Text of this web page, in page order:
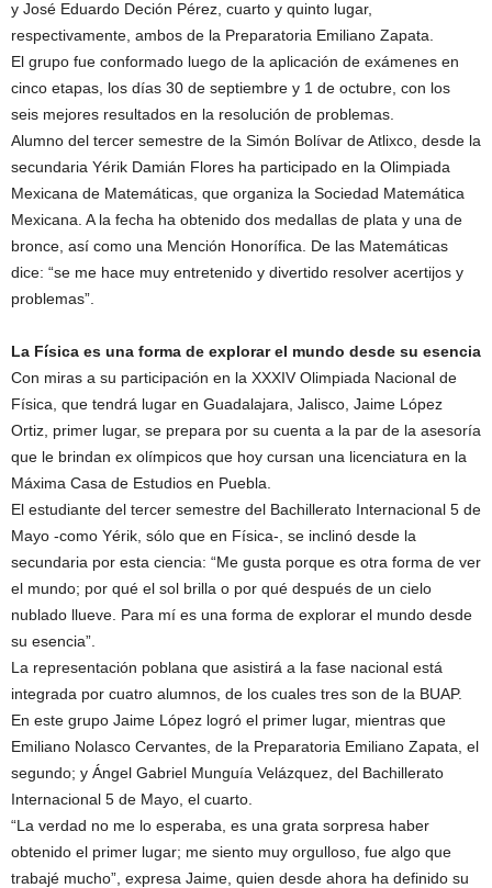
y José Eduardo Deción Pérez, cuarto y quinto lugar,
respectivamente, ambos de la Preparatoria Emiliano Zapata.
El grupo fue conformado luego de la aplicación de exámenes en
cinco etapas, los días 30 de septiembre y 1 de octubre, con los
seis mejores resultados en la resolución de problemas.
Alumno del tercer semestre de la Simón Bolívar de Atlixco, desde la
secundaria Yérik Damián Flores ha participado en la Olimpiada
Mexicana de Matemáticas, que organiza la Sociedad Matemática
Mexicana. A la fecha ha obtenido dos medallas de plata y una de
bronce, así como una Mención Honorífica. De las Matemáticas
dice: “se me hace muy entretenido y divertido resolver acertijos y
problemas”.
La Física es una forma de explorar el mundo desde su esencia
Con miras a su participación en la XXXIV Olimpiada Nacional de
Física, que tendrá lugar en Guadalajara, Jalisco, Jaime López
Ortiz, primer lugar, se prepara por su cuenta a la par de la asesoría
que le brindan ex olímpicos que hoy cursan una licenciatura en la
Máxima Casa de Estudios en Puebla.
El estudiante del tercer semestre del Bachillerato Internacional 5 de
Mayo -como Yérik, sólo que en Física-, se inclinó desde la
secundaria por esta ciencia: “Me gusta porque es otra forma de ver
el mundo; por qué el sol brilla o por qué después de un cielo
nublado llueve. Para mí es una forma de explorar el mundo desde
su esencia”.
La representación poblana que asistirá a la fase nacional está
integrada por cuatro alumnos, de los cuales tres son de la BUAP.
En este grupo Jaime López logró el primer lugar, mientras que
Emiliano Nolasco Cervantes, de la Preparatoria Emiliano Zapata, el
segundo; y Ángel Gabriel Munguía Velázquez, del Bachillerato
Internacional 5 de Mayo, el cuarto.
“La verdad no me lo esperaba, es una grata sorpresa haber
obtenido el primer lugar; me siento muy orgulloso, fue algo que
trabajé mucho”, expresa Jaime, quien desde ahora ha definido su